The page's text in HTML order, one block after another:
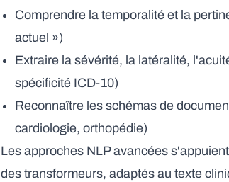
Comprendre la temporalité et la
actuel »)
Extraire la sévérité, la latéralité,
spécificité ICD-10)
Reconnaître les schémas de
cardiologie, orthopédie)
Les approches NLP avancées
des transformeurs, adaptés au texte